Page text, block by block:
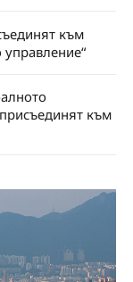
към
към